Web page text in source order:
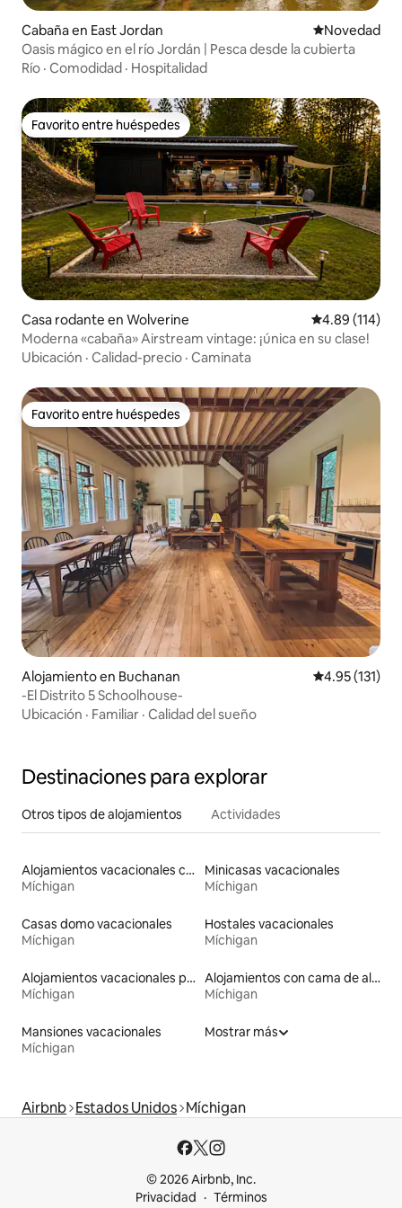
Cabaña en East Jordan Lugar para
Novedad
Oasis mágico en el río Jordán | Pesca desde la cubierta
Río · Comodidad · Hospitalidad
Favorito entre huéspedes
Favorito entre huéspedes
Casa rodante en Wolverine Calificación
4.89 (114)
Moderna «cabaña» Airstream vintage: ¡única en su clase!
Ubicación · Calidad-precio · Caminata
Favorito entre huéspedes
Favorito entre huéspedes
Alojamiento en Buchanan Calificación
4.95 (131)
-El Distrito 5 Schoolhouse-
Ubicación · Familiar · Calidad del sueño
Destinaciones para explorar
Otros tipos de alojamientos Actividades
Alojamientos vacacionales con entrada y salida de pistas de esquí
Míchigan
Minicasas vacacionales
Míchigan
Casas domo vacacionales
Míchigan
Hostales vacacionales
Míchigan
Alojamientos vacacionales para familias
Míchigan
Alojamientos con cama de altura accesible
Míchigan
Mansiones vacacionales
Míchigan
Mostrar más
Airbnb Estados Unidos Míchigan
© 2026 Airbnb, Inc.
Privacidad
Términos